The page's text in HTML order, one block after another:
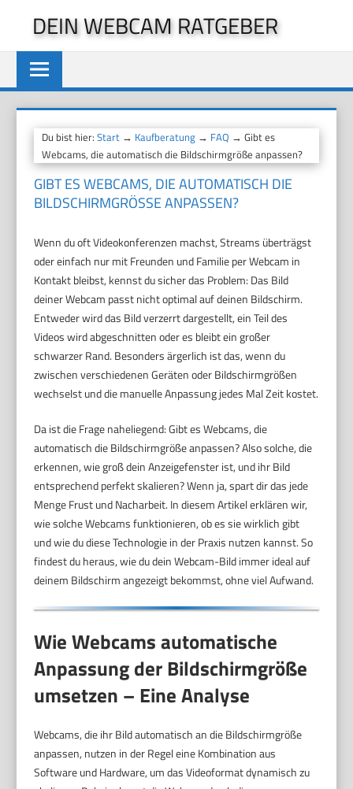
springen
DEIN WEBCAM RATGEBER
Du bist hier:Start → Kaufberatung → FAQ → Gibt es
Webcams, die automatisch die Bildschirmgröße anpassen?
GIBT ES WEBCAMS, DIE AUTOMATISCH DIE
BILDSCHIRMGRÖSSE ANPASSEN?
Wenn du oft Videokonferenzen machst, Streams überträgst
oder einfach nur mit Freunden und Familie per Webcam in
Kontakt bleibst, kennst du sicher das Problem: Das Bild
deiner Webcam passt nicht optimal auf deinen Bildschirm.
Entweder wird das Bild verzerrt dargestellt, ein Teil des
Videos wird abgeschnitten oder es bleibt ein großer
schwarzer Rand. Besonders ärgerlich ist das, wenn du
zwischen verschiedenen Geräten oder Bildschirmgrößen
wechselst und die manuelle Anpassung jedes Mal Zeit kostet.
Da ist die Frage naheliegend: Gibt es Webcams, die
automatisch die Bildschirmgröße anpassen? Also solche, die
erkennen, wie groß dein Anzeigefenster ist, und ihr Bild
entsprechend perfekt skalieren? Wenn ja, spart dir das jede
Menge Frust und Nacharbeit. In diesem Artikel erklären wir,
wie solche Webcams funktionieren, ob es sie wirklich gibt
und wie du diese Technologie in der Praxis nutzen kannst. So
findest du heraus, wie du dein Webcam-Bild immer ideal auf
deinem Bildschirm angezeigt bekommst, ohne viel Aufwand.
Wie Webcams automatische
Anpassung der Bildschirmgröße
umsetzen – Eine Analyse
Webcams, die ihr Bild automatisch an die Bildschirmgröße
anpassen, nutzen in der Regel eine Kombination aus
Software und Hardware, um das Videoformat dynamisch zu